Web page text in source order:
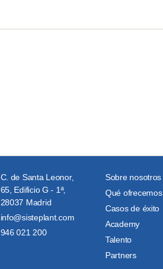
C. de Santa Leonor,
65, Edificio G - 1ª,
28037 Madrid
info@sisteplant.com
946 021 200
Sobre nosotros
Qué ofrecemos
Casos de éxito
Academy
Talento
Partners